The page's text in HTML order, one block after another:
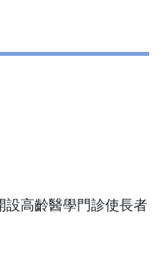
設高齡醫學門診使長者